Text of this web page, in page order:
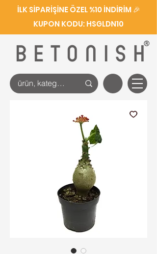
BETONISH
®
İLK SİPARİŞİNE ÖZEL %10 İNDİRİM 🎉
KUPON KODU: HSGLDN10